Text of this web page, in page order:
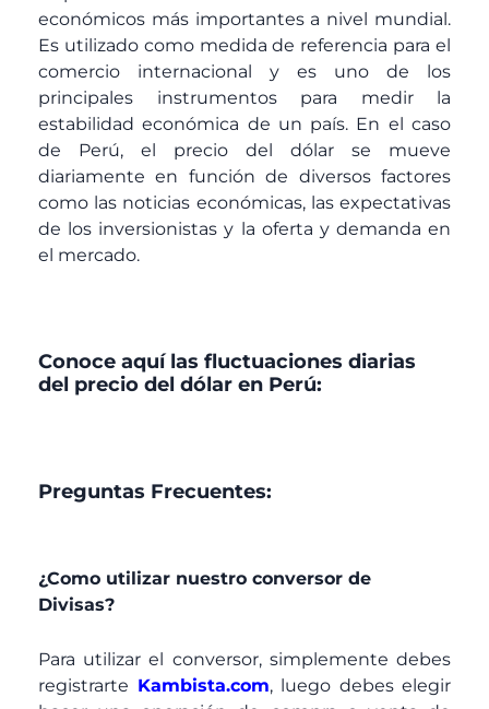
económicos más importantes a nivel mundial.
Es utilizado como medida de referencia para el
comercio internacional y es uno de los
principales instrumentos para medir la
estabilidad económica de un país. En el caso
de Perú, el precio del dólar se mueve
diariamente en función de diversos factores
como las noticias económicas, las expectativas
de los inversionistas y la oferta y demanda en
el mercado.
Conoce aquí las fluctuaciones diarias
del precio del dólar en Perú:
Preguntas Frecuentes:
¿Como utilizar nuestro conversor de
Divisas?
Para utilizar el conversor, simplemente debes
registrarte Kambista.com, luego debes elegir